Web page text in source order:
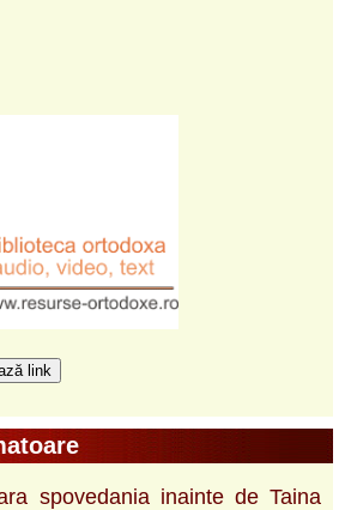
link
spovedania inainte de Taina